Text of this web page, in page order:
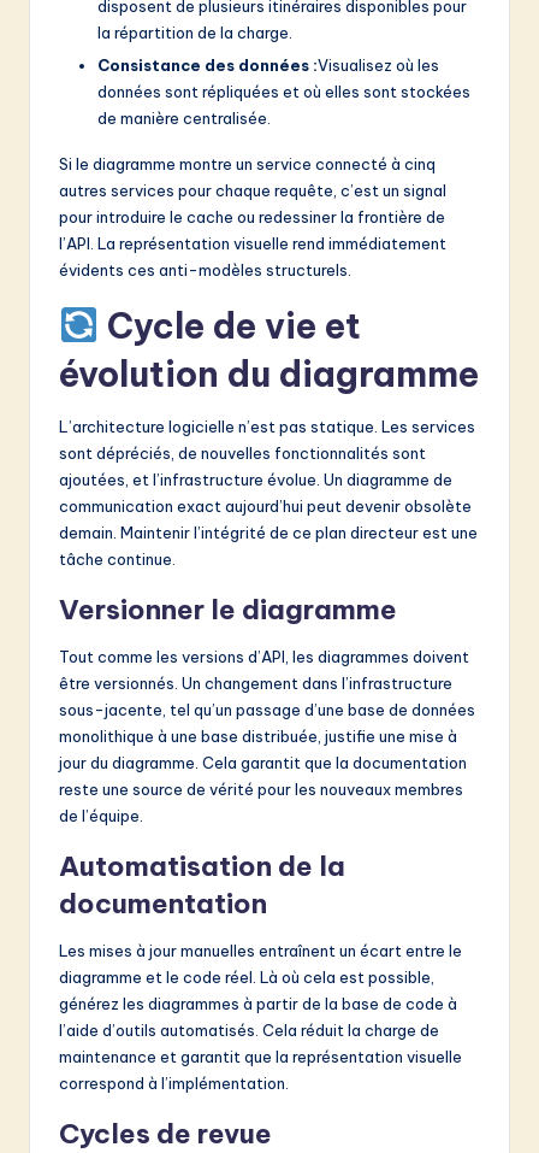
disposent de plusieurs itinéraires disponibles pour
la répartition de la charge.
Consistance des données :Visualisez où les
données sont répliquées et où elles sont stockées
de manière centralisée.
Si le diagramme montre un service connecté à cinq
autres services pour chaque requête, c’est un signal
pour introduire le cache ou redessiner la frontière de
l’API. La représentation visuelle rend immédiatement
évidents ces anti-modèles structurels.
Cycle de vie et
évolution du diagramme
L’architecture logicielle n’est pas statique. Les services
sont dépréciés, de nouvelles fonctionnalités sont
ajoutées, et l’infrastructure évolue. Un diagramme de
communication exact aujourd’hui peut devenir obsolète
demain. Maintenir l’intégrité de ce plan directeur est une
tâche continue.
Versionner le diagramme
Tout comme les versions d’API, les diagrammes doivent
être versionnés. Un changement dans l’infrastructure
sous-jacente, tel qu’un passage d’une base de données
monolithique à une base distribuée, justifie une mise à
jour du diagramme. Cela garantit que la documentation
reste une source de vérité pour les nouveaux membres
de l’équipe.
Automatisation de la
documentation
Les mises à jour manuelles entraînent un écart entre le
diagramme et le code réel. Là où cela est possible,
générez les diagrammes à partir de la base de code à
l’aide d’outils automatisés. Cela réduit la charge de
maintenance et garantit que la représentation visuelle
correspond à l’implémentation.
Cycles de revue